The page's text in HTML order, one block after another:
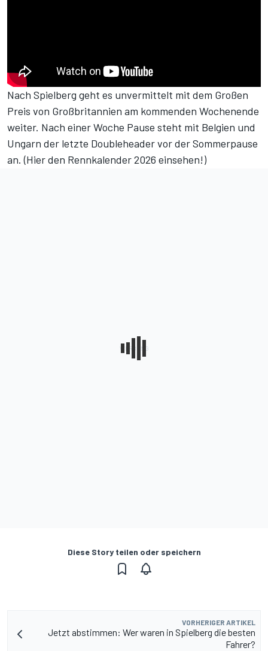
Nach Spielberg geht es unvermittelt mit dem Großen
Preis von Großbritannien am kommenden Wochenende
weiter. Nach einer Woche Pause steht mit Belgien und
Ungarn der letzte Doubleheader vor der Sommerpause
an. (Hier den Rennkalender 2026 einsehen!)
Diese Story teilen oder speichern
VORHERIGER ARTIKEL
Jetzt abstimmen: Wer waren in Spielberg die besten
Fahrer?